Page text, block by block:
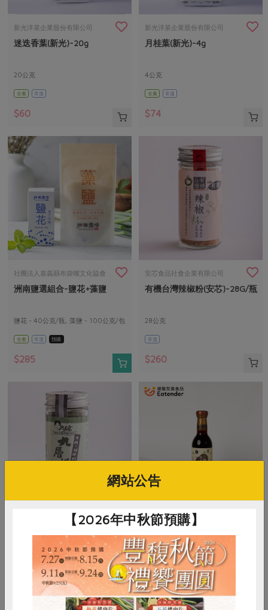
新光洋菜企業股份有限公司
迷迭香葉(新光)-20g
20公克
全素 常溫
$60
新光洋菜企業股份有限公司
月桂葉(新光)-4g
4公克
全素 常溫
$74
社團法人嘉義縣布袋嘴文化協會
洲南鹽選組合-鹽花+藻鹽
鹽花 - 40公克/瓶, 藻鹽 - 100公克/包
全素 常溫 預購
$285
安芯食品社會企業有限公司
有機台灣辣椒粉(安芯)-28G/瓶
28公克
常溫
$260
安芯食品社會企業有限公司
有機九層塔粉(安芯)-23G/瓶
民生食品工廠
本土無糖醬油
300毫升
全素 常溫
$340
網站公告
【2026年中秋節預購】